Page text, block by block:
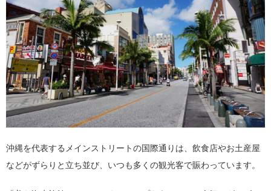
沖縄を代表するメインストリートの国際通りは、飲食店やお土産屋
などがずらりと立ち並び、いつも多くの観光客で賑わっています。